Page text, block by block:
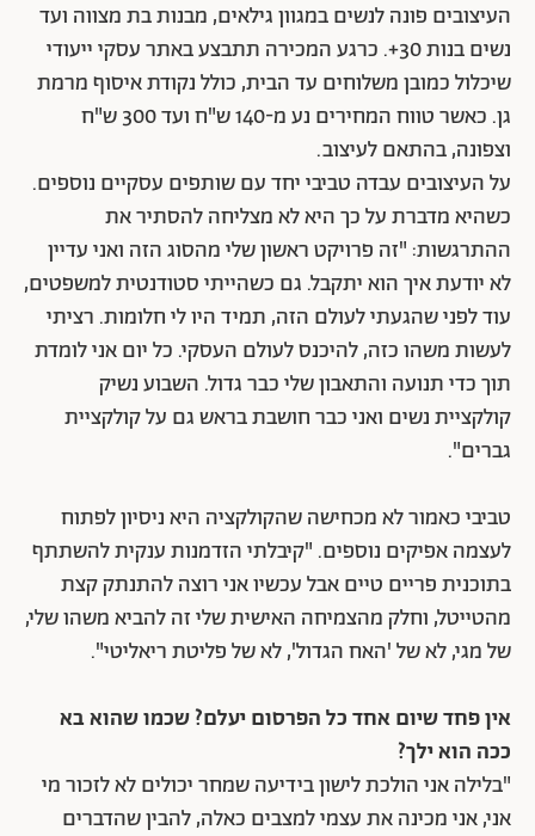
העיצובים פונה לנשים במגוון גילאים, מבנות בת מצווה ועד
נשים בנות 30+. כרגע המכירה תתבצע באתר עסקי ייעודי
שיכלול כמובן משלוחים עד הבית, כולל נקודת איסוף מרמת
גן. כאשר טווח המחירים נע מ-140 ש"ח ועד 300 ש"ח
וצפונה, בהתאם לעיצוב.
על העיצובים עבדה טביבי יחד עם שותפים עסקיים נוספים.
כשהיא מדברת על כך היא לא מצליחה להסתיר את
ההתרגשות: "זה פרויקט ראשון שלי מהסוג הזה ואני עדיין
לא יודעת איך הוא יתקבל. גם כשהייתי סטודנטית למשפטים,
עוד לפני שהגעתי לעולם הזה, תמיד היו לי חלומות. רציתי
לעשות משהו כזה, להיכנס לעולם העסקי. כל יום אני לומדת
תוך כדי תנועה והתאבון שלי כבר גדול. השבוע נשיק
קולקציית נשים ואני כבר חושבת בראש גם על קולקציית
גברים".
טביבי כאמור לא מכחישה שהקולקציה היא ניסיון לפתוח
לעצמה אפיקים נוספים. "קיבלתי הזדמנות ענקית להשתתף
בתוכנית פריים טיים אבל עכשיו אני רוצה להתנתק קצת
מהטייטל, וחלק מהצמיחה האישית שלי זה להביא משהו שלי,
של מגי, לא של 'האח הגדול', לא של פליטת ריאליטי".
אין פחד שיום אחד כל הפרסום יעלם? שכמו שהוא בא
ככה הוא ילך?
"בלילה אני הולכת לישון בידיעה שמחר יכולים לא לזכור מי
אני, אני מכינה את עצמי למצבים כאלה, להבין שהדברים